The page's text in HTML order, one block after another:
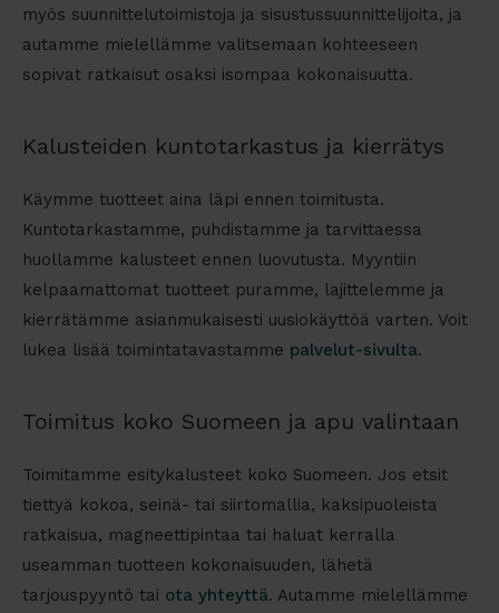
myös suunnittelutoimistoja ja sisustussuunnittelijoita, ja
autamme mielellämme valitsemaan kohteeseen
sopivat ratkaisut osaksi isompaa kokonaisuutta.
Kalusteiden kuntotarkastus ja kierrätys
Käymme tuotteet aina läpi ennen toimitusta.
Kuntotarkastamme, puhdistamme ja tarvittaessa
huollamme kalusteet ennen luovutusta. Myyntiin
kelpaamattomat tuotteet puramme, lajittelemme ja
kierrätämme asianmukaisesti uusiokäyttöä varten. Voit
lukea lisää toimintatavastamme palvelut-sivulta.
Toimitus koko Suomeen ja apu valintaan
Toimitamme esitykalusteet koko Suomeen. Jos etsit
tiettyä kokoa, seinä- tai siirtomallia, kaksipuoleista
ratkaisua, magneettipintaa tai haluat kerralla
useamman tuotteen kokonaisuuden, lähetä
tarjouspyyntö tai ota yhteyttä. Autamme mielellämme